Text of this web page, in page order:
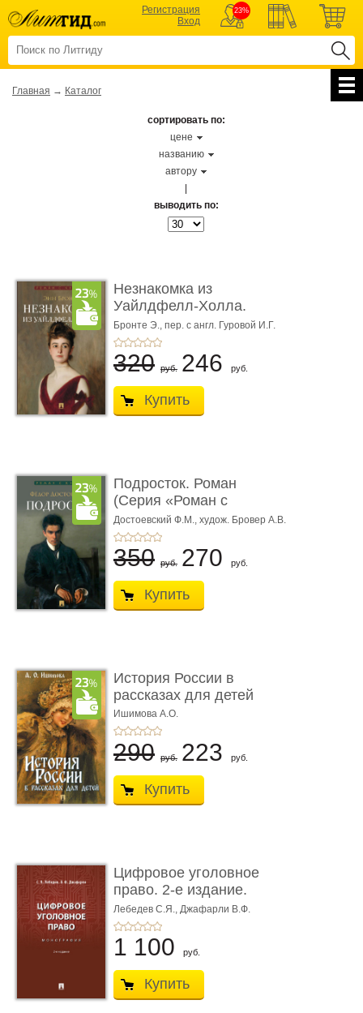
Регистрация
Вход
23%
Главная → Каталог
сортировать по:
цене
названию
автору
выводить по:
Незнакомка из
Уайлдфелл-Холла.
Роман (Серия «Р� ...
Бронте Э., пер. с англ. Гуровой И.Г.
320 руб. 246 руб.
Купить
Подросток. Роман
(Серия «Роман с
книгой»)
Достоевский Ф.М., худож. Бровер А.В.
350 руб. 270 руб.
Купить
История России в
рассказах для детей
Ишимова А.О.
290 руб. 223 руб.
Купить
Цифровое уголовное
право. 2-е издание.
Монограф ...
Лебедев С.Я., Джафарли В.Ф.
1 100 руб.
Купить